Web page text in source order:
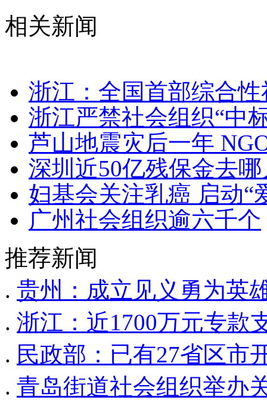
相关新闻
浙江：全国首部综合
浙江严禁社会组织“中
芦山地震灾后一年
深圳近50亿残保金去
妇基会关注乳癌 启动“
广州社会组织逾六千个
推荐新闻
. 贵州：成立见义勇为英
. 浙江：近1700万元专款
. 民政部：已有27省区市
. 青岛街道社会组织举办